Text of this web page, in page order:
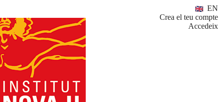
EN
Crea el teu compte
Accedeix